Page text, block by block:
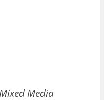
Media